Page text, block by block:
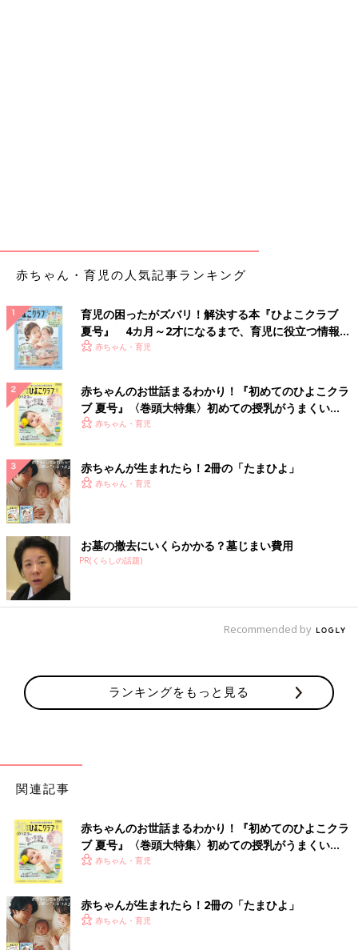
出典：Instagramアカウント「ma__ao00」
こちらはma__ao00さんが3COINSで購入した「にぎりやすいカ
トラリーセット」。持ち手部分が丸くて大きいので小さいお子さ
こんなの欲しかった！汚れ防止マット
赤ちゃん・育児の人気記事ランキング
育児の困ったがズバリ！解決する本『ひよこクラブ
夏号』 4カ月～2才になるまで、育児に役立つ情報が
いっぱい！
赤ちゃん・育児
赤ちゃんのお世話まるわかり！『初めてのひよこクラ
ブ 夏号』〈巻頭大特集〉初めての授乳がうまくい
く！ おっぱい・ミルクの基本と夏のトラブル 解決テ
赤ちゃん・育児
赤ちゃんが生まれたら！2冊の「たまひよ」
赤ちゃん・育児
お墓の撤去にいくらかかる？墓じまい費用
PR(くらしの話題)
Recommended by
ランキングをもっと見る
関連記事
赤ちゃんのお世話まるわかり！『初めてのひよこクラ
ブ 夏号』〈巻頭大特集〉初めての授乳がうまくい
く！ おっぱい・ミルクの基本と夏のトラブル 解決テ
赤ちゃん・育児
赤ちゃんが生まれたら！2冊の「たまひよ」
赤ちゃん・育児